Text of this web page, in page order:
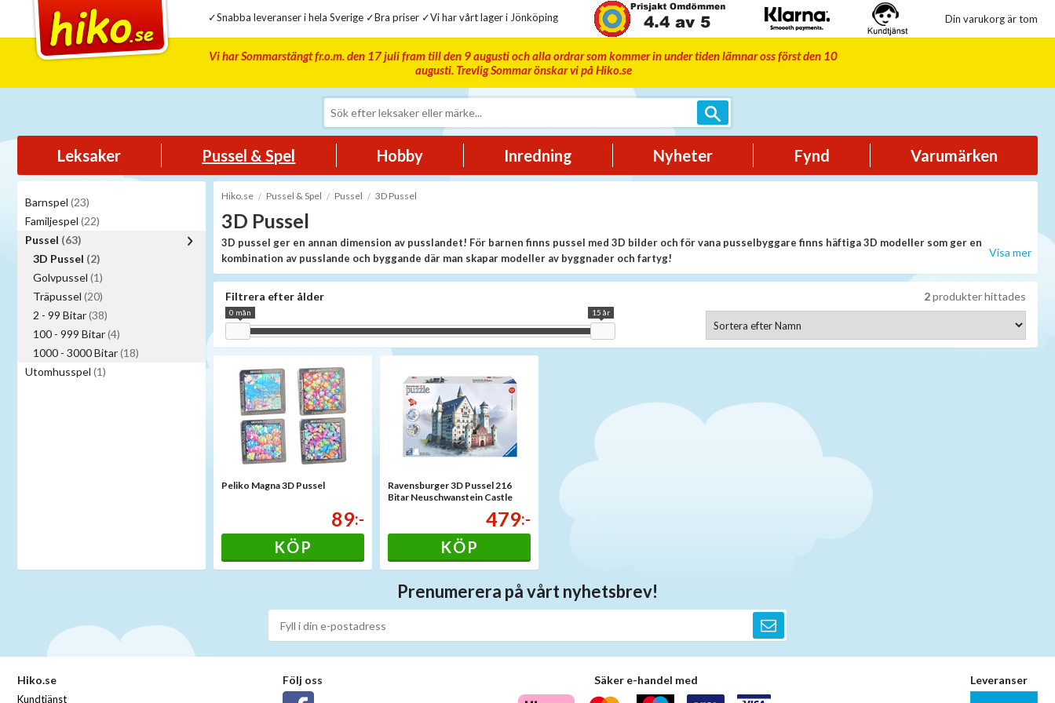
✓Snabba leveranser i hela Sverige ✓Bra priser ✓Vi har vårt lager i Jönköping Din varukorg är tom
Vi har Sommarstängt fr.o.m. den 17 juli fram till den 9 augusti och alla ordrar som kommer in under tiden lämnar oss först den 10
augusti. Trevlig Sommar önskar vi på Hiko.se
Leksaker Pussel & Spel Hobby Inredning Nyheter Fynd Varumärken
Barnspel (23)
Familjespel (22)
Pussel (63)
3D Pussel (2)
Golvpussel (1)
Träpussel (20)
2 - 99 Bitar(38)
100 - 999 Bitar(4)
1000 - 3000 Bitar(18)
Utomhusspel (1)
Hiko.se Pussel & Spel Pussel 3D Pussel
3D Pussel
3D pussel ger en annan dimension av pusslandet! För barnen finns pussel med 3D bilder och för vana pusselbyggare finns häftiga 3D modeller som ger en
kombination av pusslande och byggande där man skapar modeller av byggnader och fartyg!
Visa mer
Filtrera efter ålder
0 mån 15 år
2produkter hittades
Peliko Magna 3D Pussel
89:-
KÖP
Ravensburger 3D Pussel 216
Bitar Neuschwanstein Castle
479:-
KÖP
Prenumerera på vårt nyhetsbrev!
Hiko.se
Kundtjänst
Följ oss Säker e-handel med Leveranser